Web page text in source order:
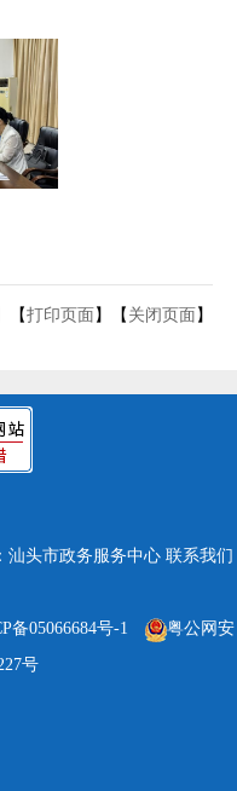
【打印页面 】【 关闭页面 】
汕头市政务服务中心 联系我们
备05066684号-1
粤公网安
号